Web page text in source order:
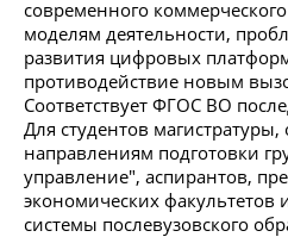
современного
моделям деятельности,
развития цифровых
противодействие новым
Соответствует ФГОС ВО
Для студентов
направлениям подготовки
управление", аспирантов,
экономических факультетов
системы послевузовского